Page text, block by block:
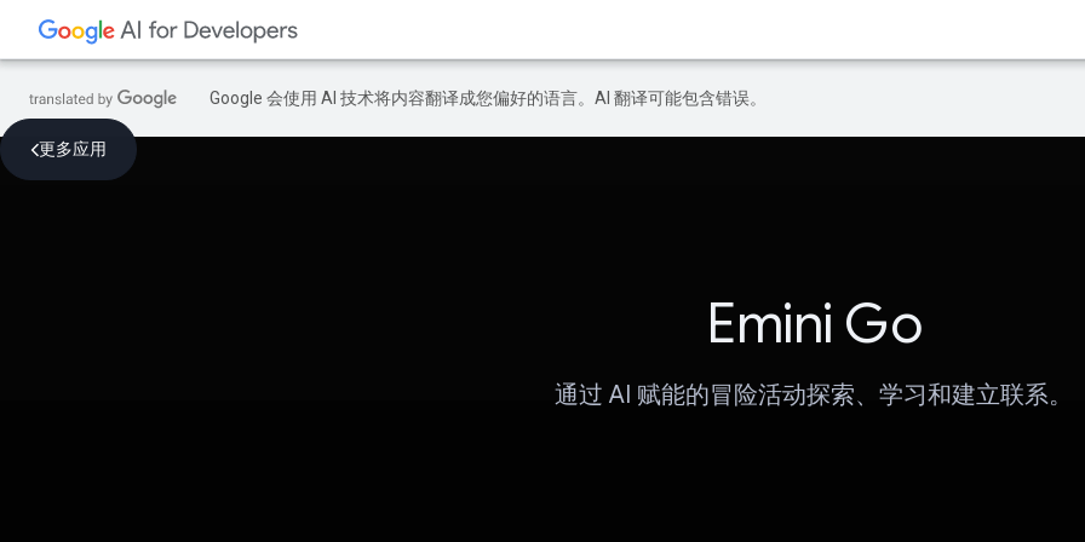
Google 会使用 AI 技术将内容翻译成您偏好的语言。AI 翻译可能包含错误。
更多应用
Emini Go
通过 AI 赋能的冒险活动探索、学习和建立联系。